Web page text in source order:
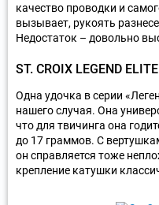
качество проводки и
вызывает, рукоять
Недостаток – довольно
ST. CROIX LEGEND
Одна удочка в серии
нашего случая. Она
что для твичинга она
до 17 граммов. С
он справляется тоже
крепление катушки